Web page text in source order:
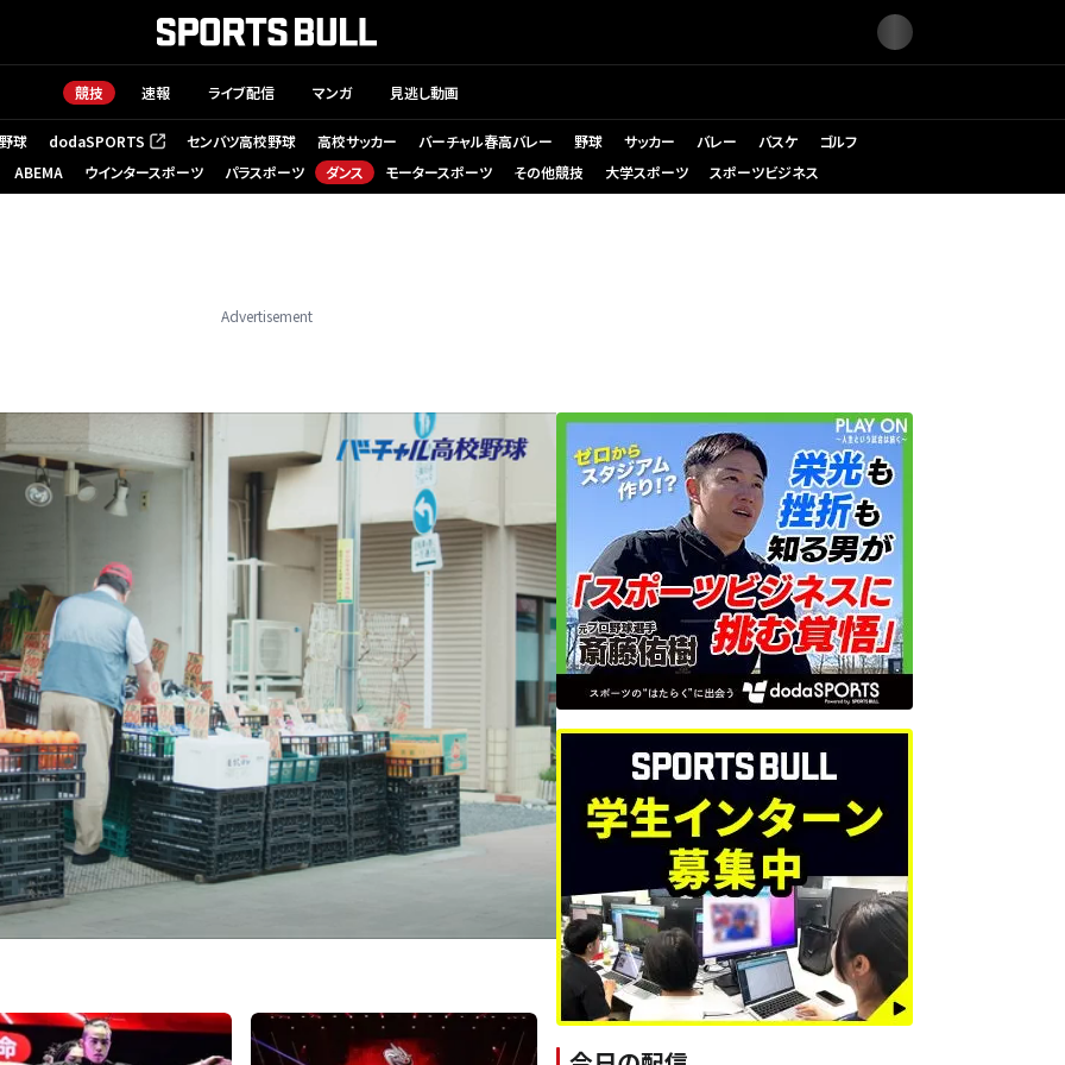
競技 速報 ライブ配信 マンガ 見逃し動画
球 dodaSPORTS
（新しいタブで開く） センバツ高校野球 高校サッカー バーチャル春高バレー 野球 サッカー バレー バスケ
ゴルフ
ABEMA
ウインタースポーツ パラスポーツ ダンス モータースポーツ その他競技 大学スポーツ スポーツビジネス
Advertisement